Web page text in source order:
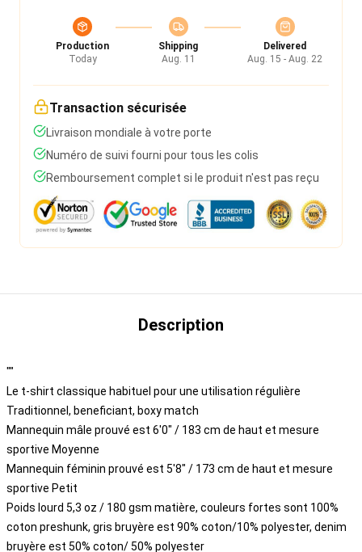
Production
Today
Shipping
Aug. 11
Delivered
Aug. 15 - Aug. 22
Transaction sécurisée
Livraison mondiale à votre porte
Numéro de suivi fourni pour tous les colis
Remboursement complet si le produit n'est pas reçu
Description
""
Le t-shirt classique habituel pour une utilisation régulière
Traditionnel, beneficiant, boxy match
Mannequin mâle prouvé est 6'0" / 183 cm de haut et mesure
sportive Moyenne
Mannequin féminin prouvé est 5'8" / 173 cm de haut et mesure
sportive Petit
Poids lourd 5,3 oz / 180 gsm matière, couleurs fortes sont 100%
coton preshunk, gris bruyère est 90% coton/10% polyester, denim
bruyère est 50% coton/ 50% polyester